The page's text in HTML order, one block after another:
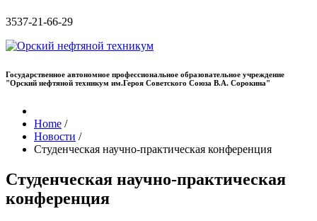
3537-21-66-29
Государственное автономное профессиональное образовательное учреждение
"Орский нефтяной техникум им.Героя Советского Союза В.А. Сорокина"
Home /
Новости /
Студенческая научно-практическая конференция
Студенческая научно-практическая
конференция